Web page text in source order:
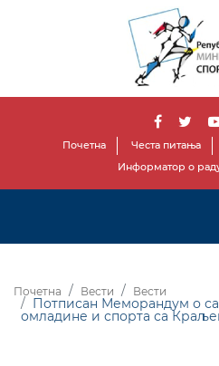
Почетна Честа питања
Информатор о
Почетна Вести Вести
Потписан Меморандум о
омладине и спорта са